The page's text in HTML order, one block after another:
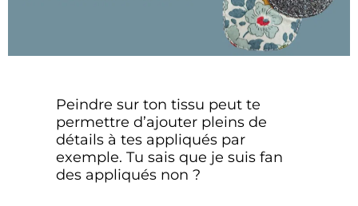
Peindre sur ton tissu peut te
permettre d’ajouter pleins de
détails à tes appliqués par
exemple. Tu sais que je suis fan
des appliqués non ?